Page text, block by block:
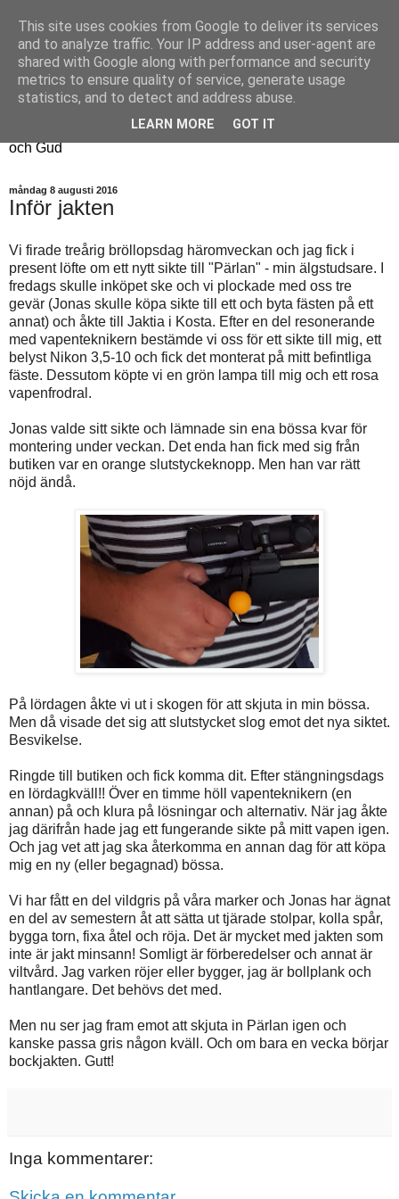
Fyren
Fyren finns för att sprida ljus i mörkret
För att påminna om guldkanterna i tillvaron
Här samsas jakt, hantverk, odling, och andra tankar om livet
och Gud
måndag 8 augusti 2016
Inför jakten
Vi firade treårig bröllopsdag häromveckan och jag fick i
present löfte om ett nytt sikte till "Pärlan" - min älgstudsare. I
fredags skulle inköpet ske och vi plockade med oss tre
gevär (Jonas skulle köpa sikte till ett och byta fästen på ett
annat) och åkte till Jaktia i Kosta. Efter en del resonerande
med vapenteknikern bestämde vi oss för ett sikte till mig, ett
belyst Nikon 3,5-10 och fick det monterat på mitt befintliga
fäste. Dessutom köpte vi en grön lampa till mig och ett rosa
vapenfrodral.
Jonas valde sitt sikte och lämnade sin ena bössa kvar för
montering under veckan. Det enda han fick med sig från
butiken var en orange slutstyckeknopp. Men han var rätt
nöjd ändå.
På lördagen åkte vi ut i skogen för att skjuta in min bössa.
Men då visade det sig att slutstycket slog emot det nya siktet.
Besvikelse.
Ringde till butiken och fick komma dit. Efter stängningsdags
en lördagkväll!! Över en timme höll vapenteknikern (en
annan) på och klura på lösningar och alternativ. När jag åkte
jag därifrån hade jag ett fungerande sikte på mitt vapen igen.
Och jag vet att jag ska återkomma en annan dag för att köpa
mig en ny (eller begagnad) bössa.
Vi har fått en del vildgris på våra marker och Jonas har ägnat
en del av semestern åt att sätta ut tjärade stolpar, kolla spår,
bygga torn, fixa åtel och röja. Det är mycket med jakten som
inte är jakt minsann! Somligt är förberedelser och annat är
viltvård. Jag varken röjer eller bygger, jag är bollplank och
hantlangare. Det behövs det med.
Men nu ser jag fram emot att skjuta in Pärlan igen och
kanske passa gris någon kväll. Och om bara en vecka börjar
bockjakten. Gutt!
Inga kommentarer:
This site uses cookies from Google to deliver its services
and to analyze traffic. Your IP address and user-agent are
shared with Google along with performance and security
metrics to ensure quality of service, generate usage
statistics, and to detect and address abuse.
LEARN MORE GOT IT